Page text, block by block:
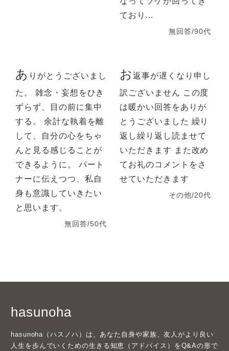
ており...
無回答/90代
あ りがとうございまし
た。 雑念・妄想をひき
ずらず、目の前に集中
する。 余計な執着を離
して、自分の心をちゃ
んと見る感じることが
できるように。 パート
ナーに伝えつつ、私自
身も意識していきたい
と思います。
無回答/50代
お返事が遅くなり申し
訳ございません この度
は暖かい回答をありが
とうございました 繰り
返し繰り返し読ませて
いただきます また改め
てお礼のコメントをさ
せていただきます
その他/20代
hasunoha
hasunoha（ハスノハ）は、あなた自身や家族、友人がより良い
人生を歩んでいくための生きる知恵（アドバイス）をQ&Aの形で